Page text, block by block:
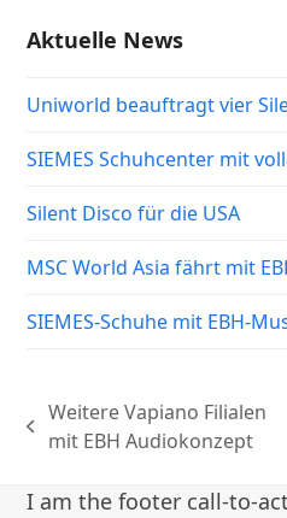
Aktuelle News
Uniworld beauftragt vier
SIEMES Schuhcenter mit
Silent Disco für die USA
MSC World Asia fährt mit
SIEMES-Schuhe mit EBH-
vorheriger
Weitere Vapiano Filialen
mit EBH Audiokonzept
I am the footer call-to-